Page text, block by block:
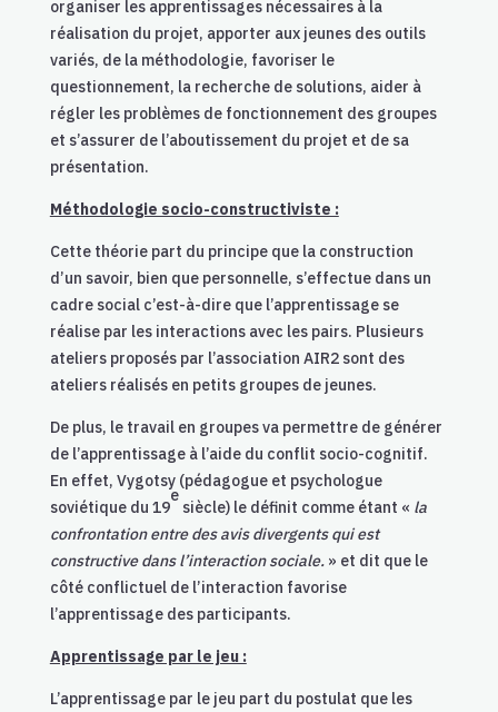
organiser les apprentissages nécessaires à la
réalisation du projet, apporter aux jeunes des outils
variés, de la méthodologie, favoriser le
questionnement, la recherche de solutions, aider à
régler les problèmes de fonctionnement des groupes
et s’assurer de l’aboutissement du projet et de sa
présentation.
Méthodologie socio-constructiviste :
Cette théorie part du principe que la construction
d’un savoir, bien que personnelle, s’effectue dans un
cadre social c’est-à-dire que l’apprentissage se
réalise par les interactions avec les pairs. Plusieurs
ateliers proposés par l’association AIR2 sont des
ateliers réalisés en petits groupes de jeunes.
De plus, le travail en groupes va permettre de générer
de l’apprentissage à l’aide du conflit socio-cognitif.
En effet, Vygotsy (pédagogue et psychologue
soviétique du 19
e
siècle) le définit comme étant « la
confrontation entre des avis divergents qui est
constructive dans l’interaction sociale. » et dit que le
côté conflictuel de l’interaction favorise
l’apprentissage des participants.
Apprentissage par le jeu :
L’apprentissage par le jeu part du postulat que les